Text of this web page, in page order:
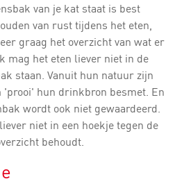
van je kat staat is best
van rust tijdens het eten,
graag het overzicht van wat er
mag het eten liever niet in de
staan. Vanuit hun natuur zijn
'prooi' hun drinkbron besmet. En
wordt ook niet gewaardeerd.
niet in een hoekje tegen de
behoudt.